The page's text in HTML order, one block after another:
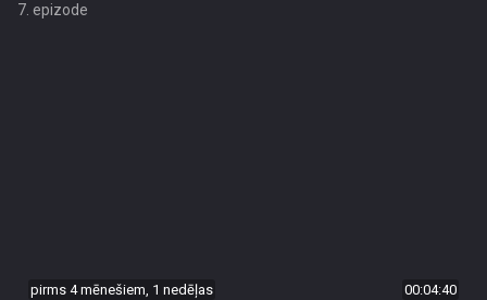
7. epizode
pirms 4 mēnešiem, 1 nedēļas 00:04:40